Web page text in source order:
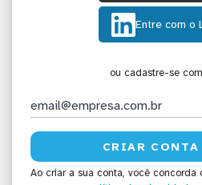
Entre com o
ou cadastre-se
Ao criar a sua conta, você concorda